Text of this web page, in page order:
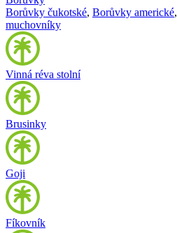
Borůvky čukotské, Borůvky americké,
muchovníky
Vinná réva stolní
Brusinky
Goji
Fíkovník